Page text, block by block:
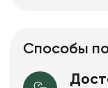
Способы